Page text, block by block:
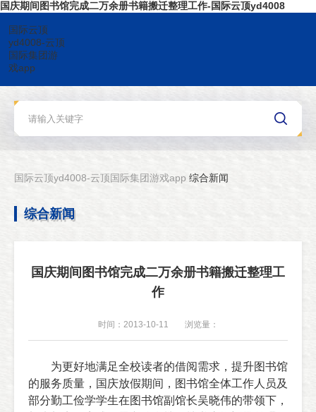
国庆期间图书馆完成二万余册书籍搬迁整理工作-国际云顶yd4008
国际云顶
yd4008-云顶
国际集团游
戏app
国际云顶yd4008-云顶国际集团游戏app 综合新闻
综合新闻
国庆期间图书馆完成二万余册书籍搬迁整理工
作
时间：2013-10-11 浏览量：
为更好地满足全校读者的借阅需求，提升图书馆
的服务质量，国庆放假期间，图书馆全体工作人员及
部分勤工俭学学生在图书馆副馆长吴晓伟的带领下，